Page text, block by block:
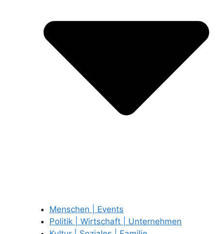
Menschen | Events
Politik | Wirtschaft | Unternehmen